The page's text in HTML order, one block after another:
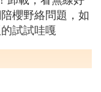
櫻野絡問題，如
試試哇嘎